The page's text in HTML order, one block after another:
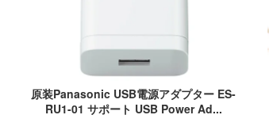
原装Panasonic USB電源アダプター ES-
RU1-01 サポート USB Power Ad...